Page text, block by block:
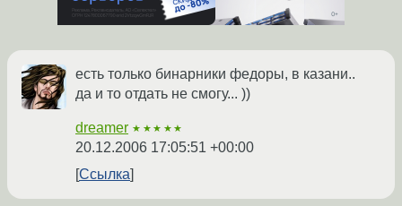
есть только бинарники федоры, в казани..
да и то отдать не смогу... ))
dreamer ★★★★★
20.12.2006 17:05:51 +00:00
Ссылка